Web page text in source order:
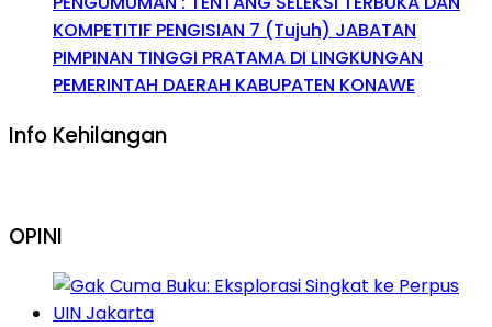
KOMPETITIF PENGISIAN 7 (Tujuh) JABATAN
PIMPINAN TINGGI PRATAMA DI LINGKUNGAN
PEMERINTAH DAERAH KABUPATEN KONAWE
Info Kehilangan
OPINI